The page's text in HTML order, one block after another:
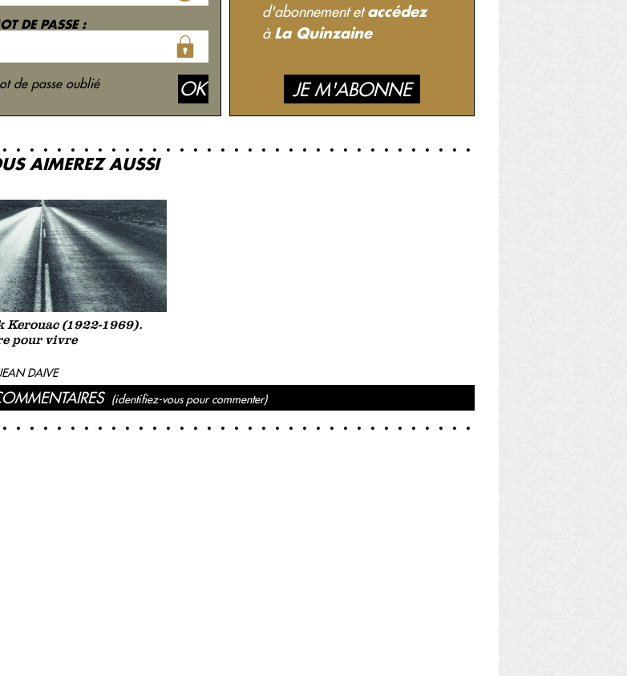
DE PASSE :
de passe oublié
d'abonnement etaccédez
à La Quinzaine
JE M'ABONNE
AIMEREZ AUSSI
Kerouac (1922-1969).
pour vivre
DAIVE
(identifiez-vous pour commenter)